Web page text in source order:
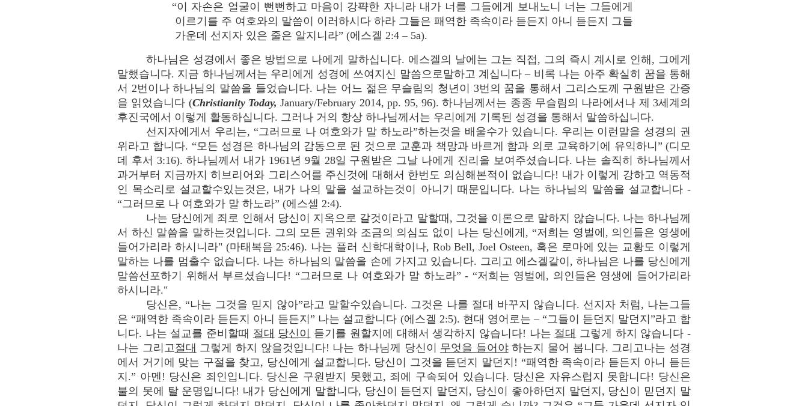
“이 자손은 얼굴이 뻔뻔하고 마음이 강퍅한 자니라 내가 너를 그들에게 보내노니 너는 그들에게
이르기를 주 여호와의 말씀이 이러하시다 하라 그들은 패역한 족속이라 듣든지 아니 듣든지 그들
가운데 선지자 있은 줄은 알지니라” (에스겔 2:4 – 5a).
하나님은 성경에서 좋은 방법으로 나에게 말하십니다. 에스겔의 날에는 그는 직접, 그의 즉시 계시로 인해, 그에게
말했습니다. 지금 하나님께서는 우리에게 성경에 쓰여지신 말씀으로말하고 계십니다 – 비록 나는 아주 확실히 꿈을 통해
서 2번이나 하나님의 말씀을 들었습니다. 나는 어느 젊은 무슬림의 청년이 3번의 꿈을 통해서 그리스도께 구원받은 간증
을 읽었습니다 (Christianity Today, January/February 2014, pp. 95, 96). 하나님께서는 종종 무슬림의 나라에서나 제 3세계의
후진국에서 이렇게 활동하십니다. 그러나 거의 항상 하나님께서는 우리에게 기록된 성경을 통해서 말씀하십니다.
선지자에게서 우리는, “그러므로 나 여호와가 말 하노라”하는것을 배울수가 있습니다. 우리는 이런말을 성경의 권
위라고 합니다. “모든 성경은 하나님의 감동으로 된 것으로 교훈과 책망과 바르게 함과 의로 교육하기에 유익하니” (디모
데 후서 3:16). 하나님께서 내가 1961년 9월 28일 구원받은 그날 나에게 진리을 보여주셨습니다. 나는 솔직히 하나님께서
과거부터 지금까지 히브리어와 그리스어를 주신것에 대해서 한번도 의심해본적이 없습니다! 내가 이렇게 강하고 역동적
인 목소리로 설교할수있는것은, 내가 나의 말을 설교하는것이 아니기 때문입니다. 나는 하나님의 말씀을 설교합니다 -
“그러므로 나 여호와가 말 하노라” (에스셀 2:4).
나는 당신에게 죄로 인해서 당신이 지옥으로 갈것이라고 말할때, 그것을 이론으로 말하지 않습니다. 나는 하나님께
서 하신 말씀을 말하는것입니다. 그의 모든 권위와 조금의 의심도 없이 나는 당신에게, “저희는 영벌에, 의인들은 영생에
들어가리라 하시니라" (마태복음 25:46). 나는 플러 신학대학이나, Rob Bell, Joel Osteen, 혹은 로마에 있는 교황도 이렇게
말하는 나를 멈출수 없습니다. 나는 하나님의 말씀을 손에 가지고 있습니다. 그리고 에스겔같이, 하나님은 나를 당신에게
말씀선포하기 위해서 부르셨습니다! “그러므로 나 여호와가 말 하노라” - “저희는 영벌에, 의인들은 영생에 들어가리라
하시니라."
당신은, “나는 그것을 믿지 않아”라고 말할수있습니다. 그것은 나를 절대 바꾸지 않습니다. 선지자 처럼, 나는그들
은 “패역한 족속이라 듣든지 아니 듣든지” 나는 설교합니다 (에스겔 2:5). 현대 영어로는 – “그들이 듣던지 말던지”라고 합
니다. 나는 설교를 준비할때 절대 당신이 듣기를 원할지에 대해서 생각하지 않습니다! 나는 절대 그렇게 하지 않습니다 -
나는 그리고절대 그렇게 하지 않을것입니다! 나는 하나님께 당신이 무엇을 들어야하는지 물어 봅니다. 그리고나는 성경
에서 거기에 맞는 구절을 찾고, 당신에게 설교합니다. 당신이 그것을 듣던지 말던지! “패역한 족속이라 듣든지 아니 듣든
지.” 아멘! 당신은 죄인입니다. 당신은 구원받지 못했고, 죄에 구속되어 있습니다. 당신은 자유스럽지 못합니다! 당신은
불의 못에 탈 운명입니다! 내가 당신에게 말합니다, 당신이 듣던지 말던지, 당신이 좋아하던지 말던지, 당신이 믿던지 말